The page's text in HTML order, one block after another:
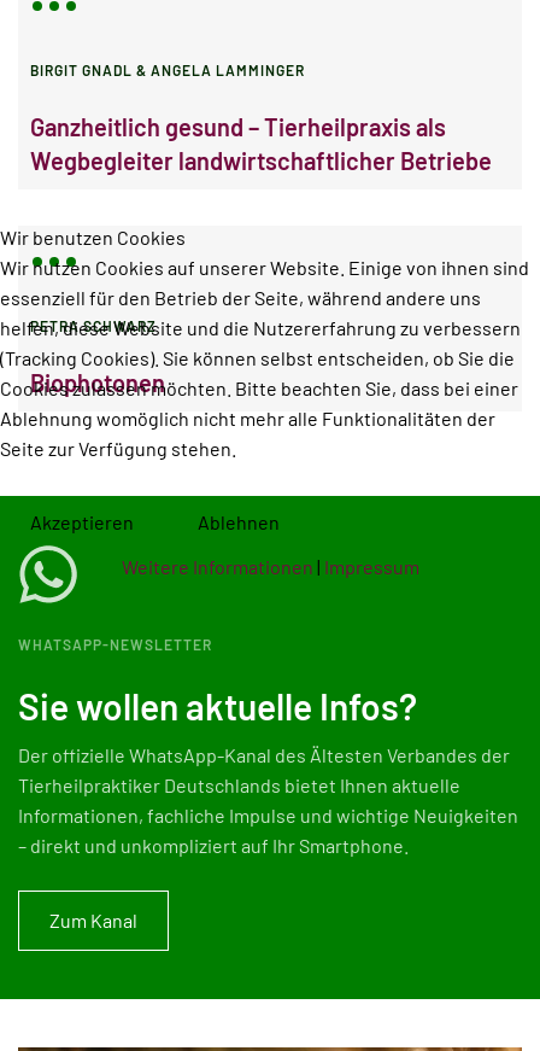
BIRGIT GNADL & ANGELA LAMMINGER
Ganzheitlich gesund – Tierheilpraxis als
Wegbegleiter landwirtschaftlicher Betriebe
PETRA SCHWARZ
Biophotonen
WHATSAPP-NEWSLETTER
Sie wollen aktuelle Infos?
Der offizielle WhatsApp-Kanal des Ältesten Verbandes der
Tierheilpraktiker Deutschlands bietet Ihnen aktuelle
Informationen, fachliche Impulse und wichtige Neuigkeiten
– direkt und unkompliziert auf Ihr Smartphone.
Zum Kanal
Wir benutzen Cookies
Wir nutzen Cookies auf unserer Website. Einige von ihnen sind
essenziell für den Betrieb der Seite, während andere uns
helfen, diese Website und die Nutzererfahrung zu verbessern
(Tracking Cookies). Sie können selbst entscheiden, ob Sie die
Cookies zulassen möchten. Bitte beachten Sie, dass bei einer
Ablehnung womöglich nicht mehr alle Funktionalitäten der
Seite zur Verfügung stehen.
Akzeptieren
Ablehnen
Weitere Informationen | Impressum